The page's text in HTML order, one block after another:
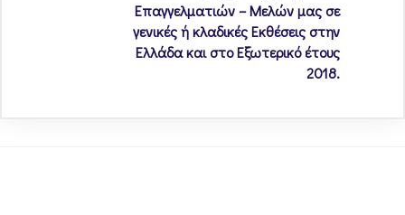
Επαγγελματιών – Μελών μας σε
γενικές ή κλαδικές Εκθέσεις στην
Ελλάδα και στο Εξωτερικό έτους
2018.